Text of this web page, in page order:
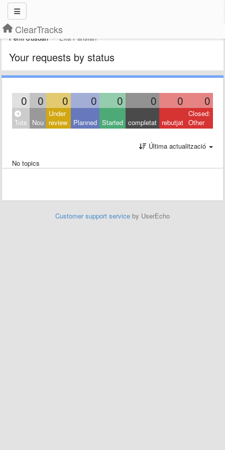
ClearTracks
Perfil d'usuari Elta Parisian
Your requests by status
0 0 0 0 0 0 0 0
Tots Nou
Under
review
Planned Started completat rebutjat
Closed:
Other
Última actualització
No topics
Customer support service by UserEcho